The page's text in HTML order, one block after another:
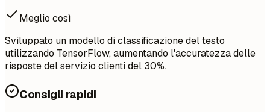
Meglio così
Sviluppato un modello di classificazione del testo
utilizzando TensorFlow, aumentando l'accuratezza delle
risposte del servizio clienti del 30%.
Consigli rapidi